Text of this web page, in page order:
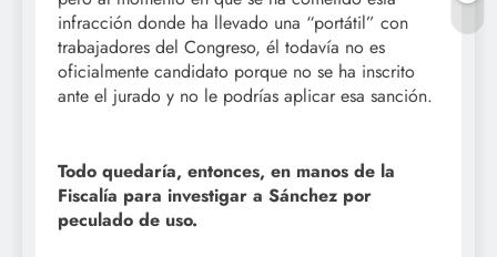
infracción donde ha llevado una “portátil” con
trabajadores del Congreso, él todavía no es
oficialmente candidato porque no se ha inscrito
ante el jurado y no le podrías aplicar esa sanción.
Todo quedaría, entonces, en manos de la
Fiscalía para investigar a Sánchez por
peculado de uso.